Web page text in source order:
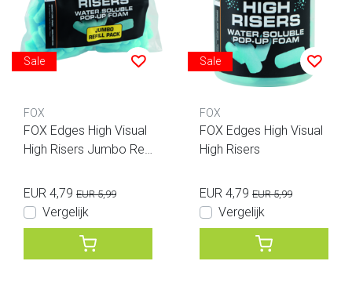
Sale
FOX
FOX Edges High Visual
High Risers Jumbo Refi
EUR 4,79 EUR 5,99
Vergelijk
Sale
FOX
FOX Edges High Visual
High Risers
EUR 4,79 EUR 5,99
Vergelijk